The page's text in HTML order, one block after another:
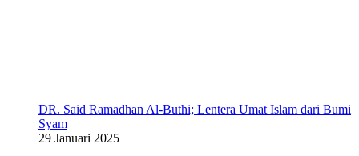
DR. Said Ramadhan Al-Buthi; Lentera Umat Islam dari Bumi
Syam
29 Januari 2025